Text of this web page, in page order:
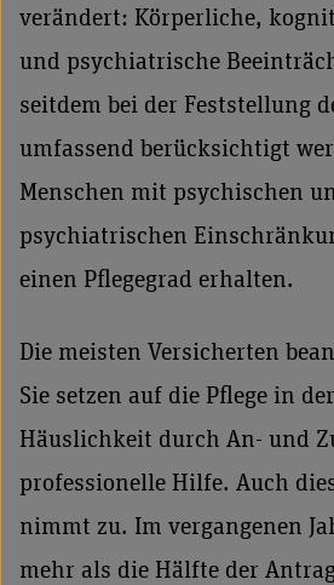
verändert: Körperliche,
und psychiatrische
seitdem bei der Feststellung
umfassend berücksichtigt
Menschen mit psychischen
psychiatrischen
einen Pflegegrad erhalten.
Die meisten Versicherten
Sie setzen auf die Pflege in
Häuslichkeit durch An- und
professionelle Hilfe. Auch
nimmt zu. Im vergangenen
mehr als die Hälfte der